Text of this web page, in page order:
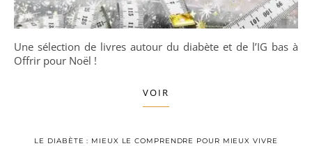
Une sélection de livres autour du diabète et de l’IG bas à
Offrir pour Noël !
VOIR
LE DIABÈTE : MIEUX LE COMPRENDRE POUR MIEUX VIVRE